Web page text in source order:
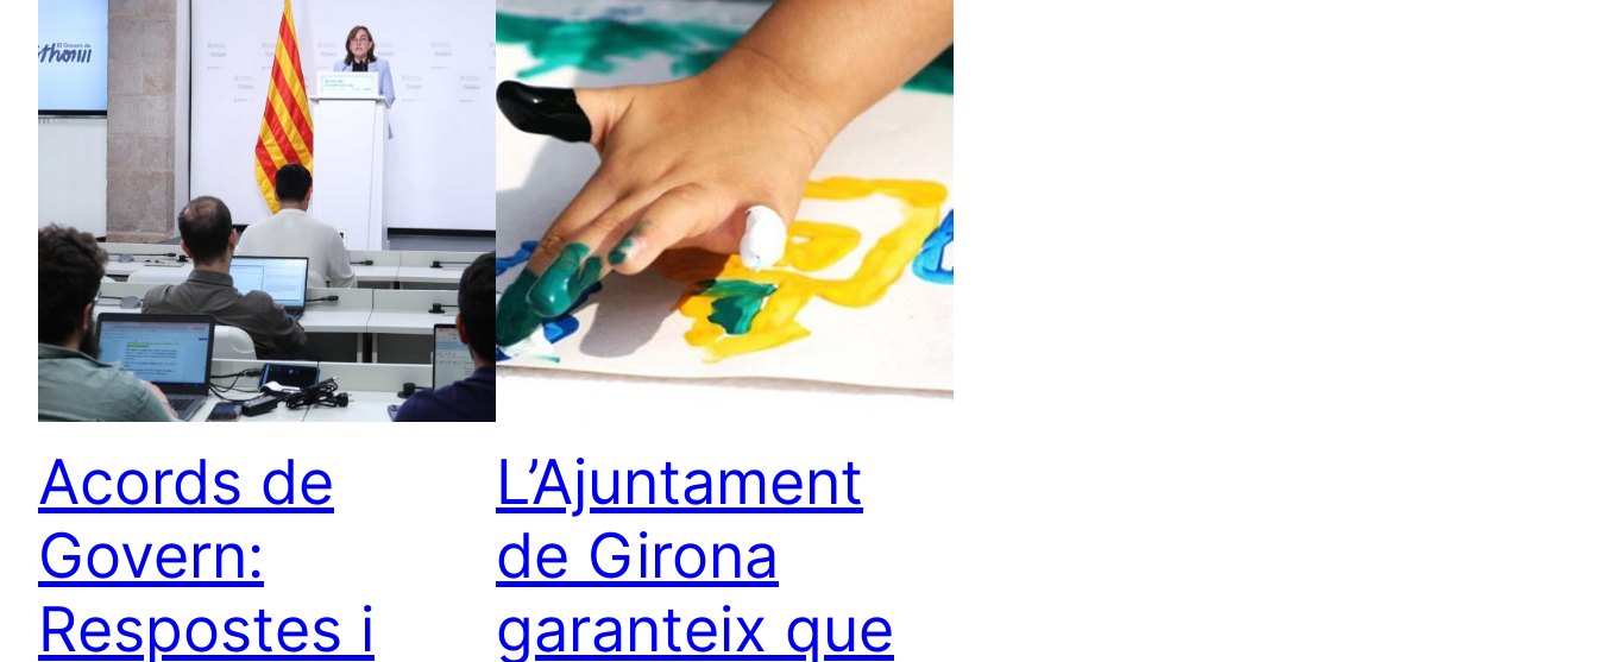
Acords de
Govern:
Respostes i
L’Ajuntament
de Girona
garanteix que